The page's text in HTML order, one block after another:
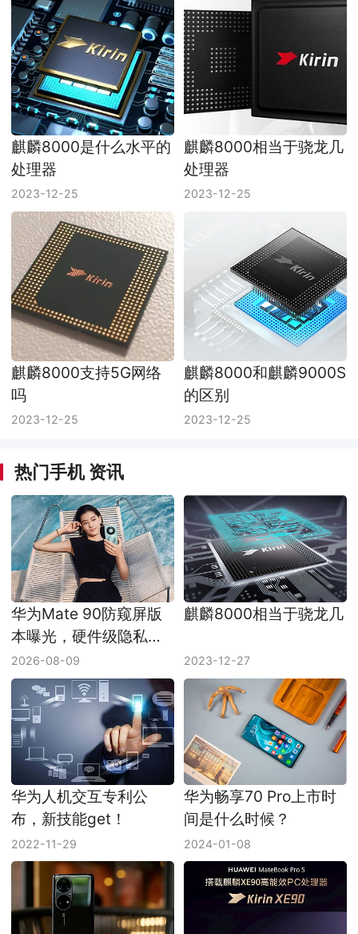
麒麟8000是什么水平的
处理器
2023-12-25
麒麟8000相当于骁龙几
处理器
2023-12-25
麒麟8000支持5G网络
吗
2023-12-25
麒麟8000和麒麟9000S
的区别
2023-12-25
热门手机 资讯
华为Mate 90防窥屏版
本曝光，硬件级隐私显
示准备下放到手机
2026-08-09
麒麟8000相当于骁龙几
2023-12-27
华为人机交互专利公
布，新技能get！
2022-11-29
华为畅享70 Pro上市时
间是什么时候？
2024-01-08